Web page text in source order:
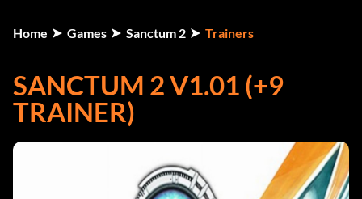
Home Games Sanctum 2 Trainers
SANCTUM 2 V1.01 (+9
TRAINER)